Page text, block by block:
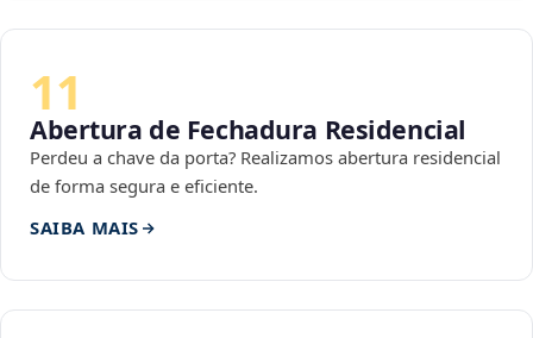
11
Abertura de Fechadura Residencial
Perdeu a chave da porta? Realizamos abertura residencial
de forma segura e eficiente.
SAIBA MAIS